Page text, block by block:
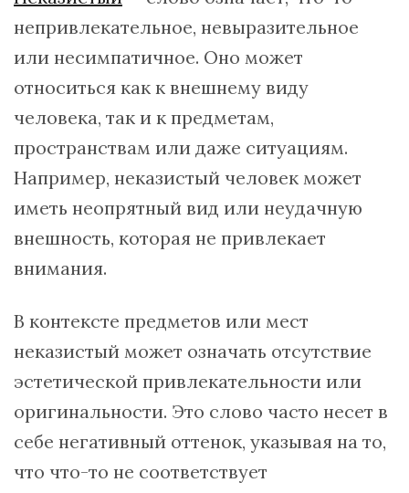
непривлекательное, невыразительное
или несимпатичное. Оно может
относиться как к внешнему виду
человека, так и к предметам,
пространствам или даже ситуациям.
Например, неказистый человек может
иметь неопрятный вид или неудачную
внешность, которая не привлекает
внимания.
В контексте предметов или мест
неказистый может означать отсутствие
эстетической привлекательности или
оригинальности. Это слово часто несет в
себе негативный оттенок, указывая на то,
что что-то не соответствует